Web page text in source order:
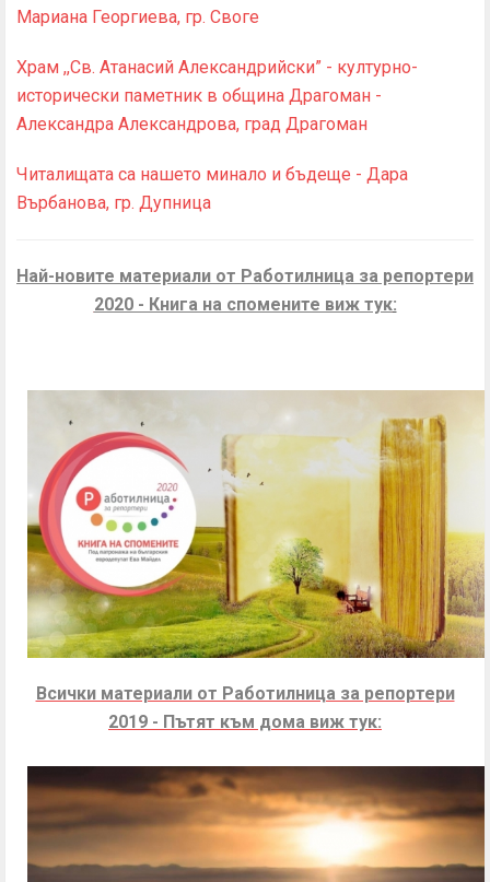
Мариана Георгиева, гр. Своге
Храм ,,Св. Атанасий Александрийски” - културно-
исторически паметник в община Драгоман -
Александра Александрова, град Драгоман
Читалищата са нашето минало и бъдеще - Дара
Върбанова, гр. Дупница
Най-новите материали от Работилница за репортери
2020 - Книга на спомените виж тук:
Всички материали от Работилница за репортери
2019 - Пътят към дома виж тук: